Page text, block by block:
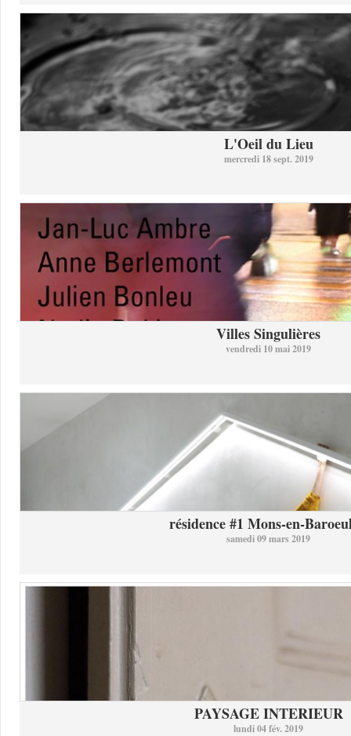
L'Oeil du Lieu
mercredi 18 sept. 2019
Villes Singulières
vendredi 10 mai 2019
résidence #1 Mons-en-
samedi 09 mars 2019
PAYSAGE INTERIEUR
lundi 04 fév. 2019